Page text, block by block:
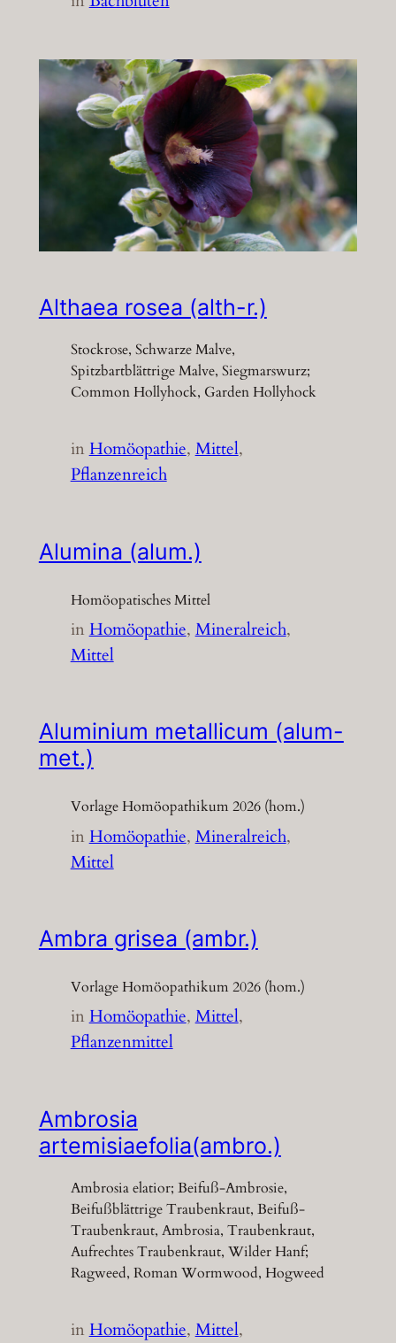
Althaea rosea (alth-r.)
Stockrose, Schwarze Malve,
Spitzbartblättrige Malve, Siegmarswurz;
Common Hollyhock, Garden Hollyhock
inHomöopathie, Mittel
Pflanzenreich
Alumina (alum.)
Homöopatisches Mittel
inHomöopathie, Mineralreich
Mittel
Aluminium metallicum (alum-
met.)
Vorlage Homöopathikum 2026 (hom.)
inHomöopathie, Mineralreich
Mittel
Ambra grisea (ambr.)
Vorlage Homöopathikum 2026 (hom.)
inHomöopathie, Mittel
Pflanzenmittel
Ambrosia
artemisiaefolia(ambro.)
Ambrosia elatior; Beifuß-Ambrosie,
Beifußblättrige Traubenkraut, Beifuß-
Traubenkraut, Ambrosia, Traubenkraut,
Aufrechtes Traubenkraut, Wilder Hanf;
Ragweed, Roman Wormwood, Hogweed
inHomöopathie, Mittel